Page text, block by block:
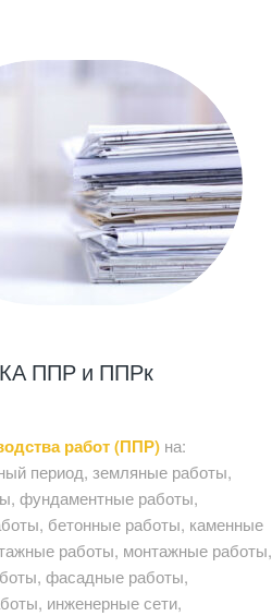
ППР и ППРк
работ (ППР) на:
период, земляные работы,
фундаментные работы,
бетонные работы, каменные
работы, монтажные работы,
фасадные работы,
инженерные сети,